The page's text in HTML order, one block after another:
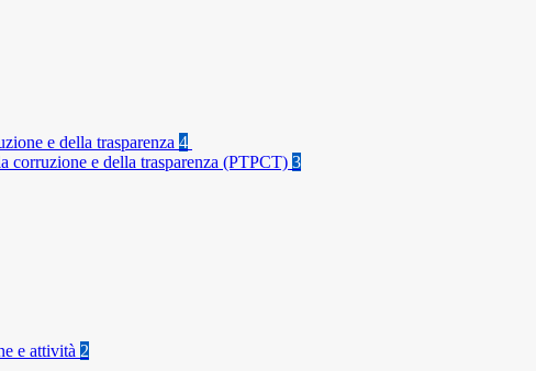
e della trasparenza 4
corruzione e della trasparenza (PTPCT) 3
e attività 2